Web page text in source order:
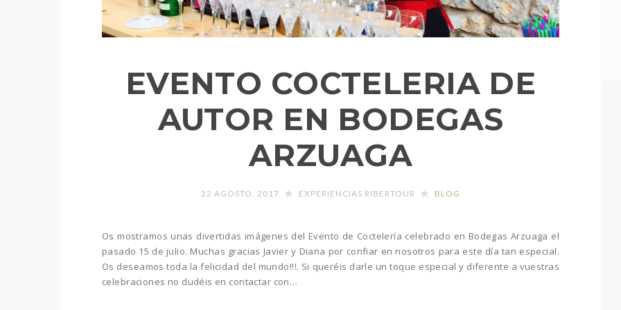
EVENTO COCTELERIA DE
AUTOR EN BODEGAS
ARZUAGA
22 AGOSTO, 2017 EXPERIENCIAS RIBERTOUR BLOG
Os mostramos unas divertidas imágenes del Evento de Coctelería celebrado en Bodegas Arzuaga el
pasado 15 de julio. Muchas gracias Javier y Diana por confiar en nosotros para este día tan especial.
Os deseamos toda la felicidad del mundo!!!. Si queréis darle un toque especial y diferente a vuestras
celebraciones no dudéis en contactar con…